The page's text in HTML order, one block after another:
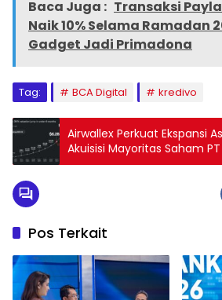
Baca Juga : Transaksi
Naik 10% Selama Ramadan
Gadget Jadi Primadona
Tag: BCA Digital kredivo
Airwallex Perkuat Ekspansi
Akuisisi Mayoritas Saham
Indonesia
Pos Terkait